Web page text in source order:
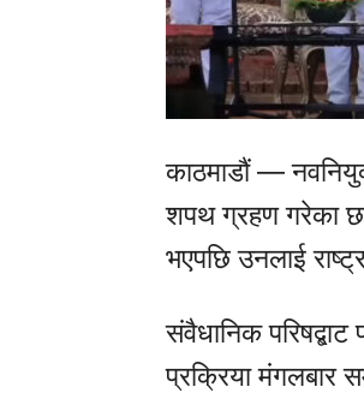
काठमाडौं —
शपथ ग्रहण गरेका
भएपछि उनलाई
संवैधानिक
प्रक्रिया मंगलबार